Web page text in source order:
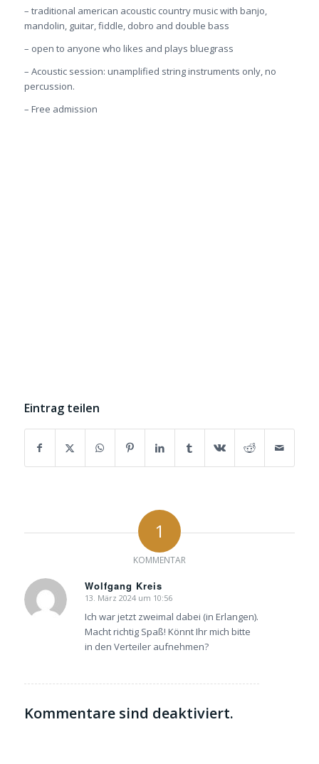
– traditional american acoustic country music with banjo,
mandolin, guitar, fiddle, dobro and double bass
– open to anyone who likes and plays bluegrass
– Acoustic session: unamplified string instruments only, no
percussion.
– Free admission
Eintrag teilen
1
KOMMENTAR
Wolfgang Kreis
sagte:
13. März 2024 um 10:56
Ich war jetzt zweimal dabei (in Erlangen).
Macht richtig Spaß! Könnt Ihr mich bitte
in den Verteiler aufnehmen?
Kommentare sind deaktiviert.